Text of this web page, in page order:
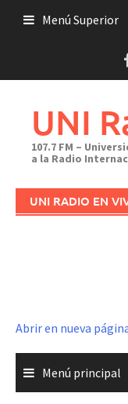
Menú Superior
UNI
107.7 FM –
a la Radio
UNI RADIO EN
Abrir en nueva
Menú principal